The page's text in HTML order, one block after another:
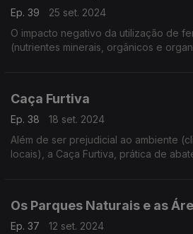
Ep. 39
25 set. 2024
O impacto negativo da utilização de
(nutrientes minerais, orgânicos e
Caça Furtiva
Ep. 38
18 set. 2024
Além de ser prejudicial ao ambiente
locais), a Caça Furtiva, prática de
Os Parques Naturais e as
Ep. 37
12 set. 2024